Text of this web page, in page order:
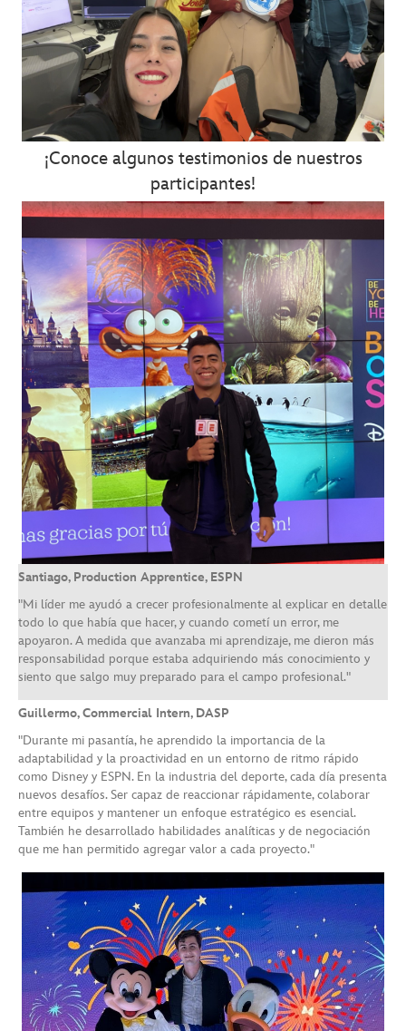
¡Conoce algunos testimonios de nuestros
participantes!
Santiago, Production Apprentice, ESPN
"Mi líder me ayudó a crecer profesionalmente al explicar en detalle
todo lo que había que hacer, y cuando cometí un error, me
apoyaron. A medida que avanzaba mi aprendizaje, me dieron más
responsabilidad porque estaba adquiriendo más conocimiento y
siento que salgo muy preparado para el campo profesional."
Guillermo, Commercial Intern, DASP
"Durante mi pasantía, he aprendido la importancia de la
adaptabilidad y la proactividad en un entorno de ritmo rápido
como Disney y ESPN. En la industria del deporte, cada día presenta
nuevos desafíos. Ser capaz de reaccionar rápidamente, colaborar
entre equipos y mantener un enfoque estratégico es esencial.
También he desarrollado habilidades analíticas y de negociación
que me han permitido agregar valor a cada proyecto."